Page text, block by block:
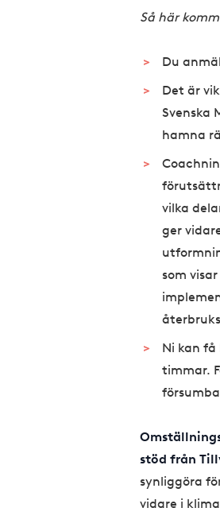
Så här
Du
Det är
Svenska
hamna
vilka
ger
som
Ni kan
timmar.
stöd från
synliggöra
vidare i